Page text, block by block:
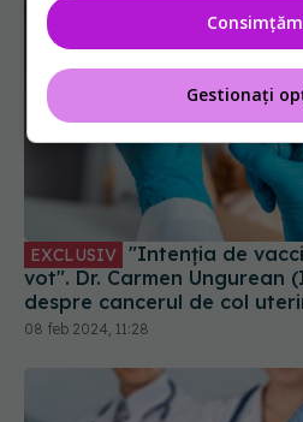
EXCLUSIV
vot". Dr. Carmen Ungurean
despre cancerul de col
nici rău
08 feb 2024, 11:28
Gestionați